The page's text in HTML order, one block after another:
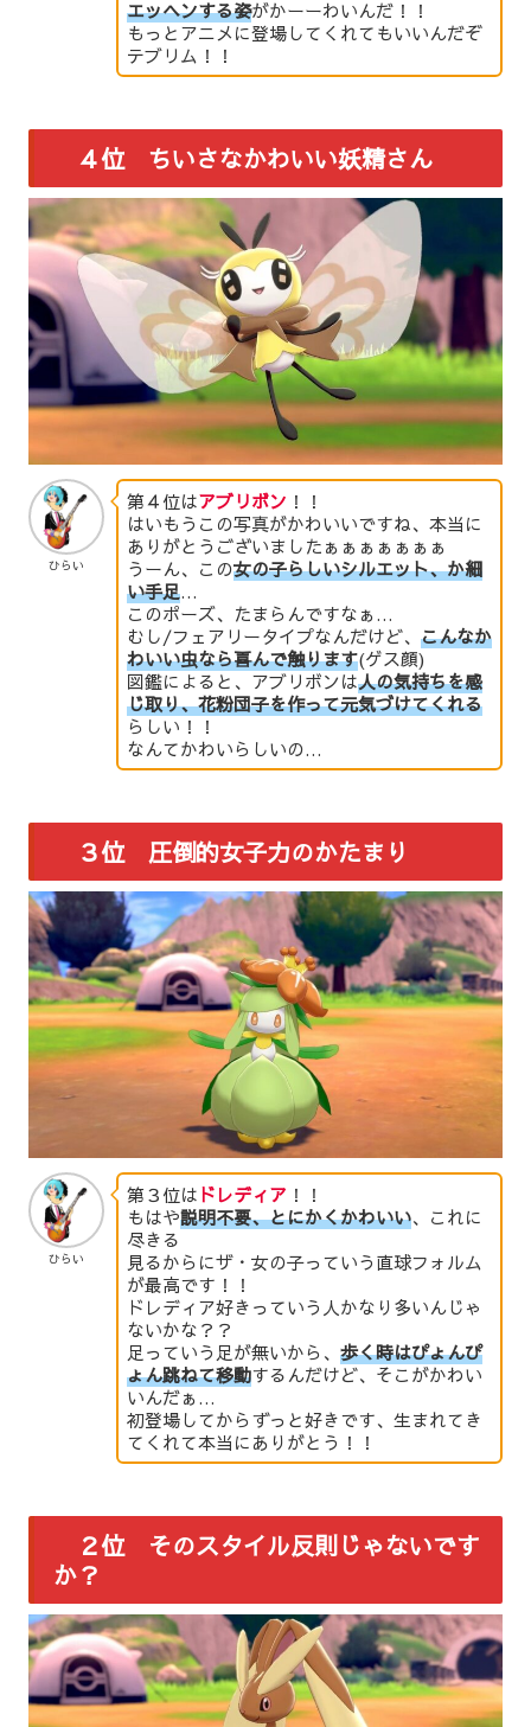
エッヘンする姿がかーーわいんだ！！
もっとアニメに登場してくれてもいいんだぞ
テブリム！！
４位 ちいさなかわいい妖精さん
ひらい
第４位はアブリボン ！！
はいもうこの写真がかわいいですね、本当に
ありがとうございましたぁぁぁぁぁぁぁ
うーん、この女の子らしいシルエット、か細
い手足…
このポーズ、たまらんですなぁ…
むし/フェアリータイプなんだけど、 こんなか
わいい虫なら喜んで触ります(ゲス顔)
図鑑によると、アブリボンは人の気持ちを感
じ取り、花粉団子を作って元気づけてくれる
らしい！！
なんてかわいらしいの…
３位 圧倒的女子力のかたまり
ひらい
第３位はドレディア ！！
もはや説明不要、とにかくかわいい、これに
尽きる
見るからにザ・女の子っていう直球フォルム
が最高です！！
ドレディア好きっていう人かなり多いんじゃ
ないかな？？
足っていう足が無いから、 歩く時はぴょんぴ
ょん跳ねて移動するんだけど、そこがかわい
いんだぁ…
初登場してからずっと好きです、生まれてき
てくれて本当にありがとう！！
２位 そのスタイル反則じゃないです
か？